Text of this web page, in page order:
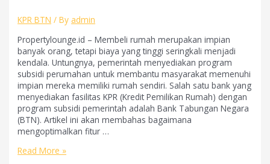
KPR BTN / By admin
Propertylounge.id – Membeli rumah merupakan impian
banyak orang, tetapi biaya yang tinggi seringkali menjadi
kendala. Untungnya, pemerintah menyediakan program
subsidi perumahan untuk membantu masyarakat memenuhi
impian mereka memiliki rumah sendiri. Salah satu bank yang
menyediakan fasilitas KPR (Kredit Pemilikan Rumah) dengan
program subsidi pemerintah adalah Bank Tabungan Negara
(BTN). Artikel ini akan membahas bagaimana
mengoptimalkan fitur …
Mengoptimalkan
Read More »